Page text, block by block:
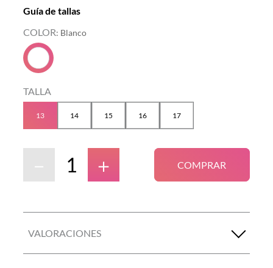
Guía de tallas
COLOR: Blanco
TALLA
13 14 15 16 17
＋
－ COMPRAR
VALORACIONES